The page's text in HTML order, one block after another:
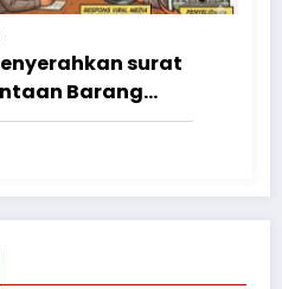
surat
Barang
Utara